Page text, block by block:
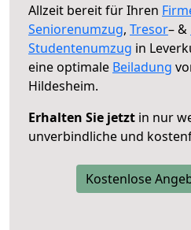
Allzeit bereit für Ihren
Seniorenumzug, Tresor– &
Studentenumzug in
eine optimale Beiladung
Hildesheim.
Erhalten Sie jetzt in nur
unverbindliche und
Kostenlose